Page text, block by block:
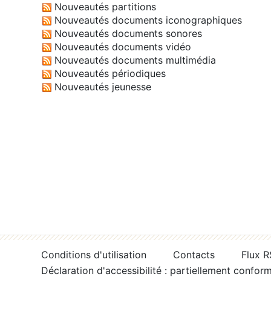
Nouveautés partitions
Nouveautés documents iconographiques
Nouveautés documents sonores
Nouveautés documents vidéo
Nouveautés documents multimédia
Nouveautés périodiques
Nouveautés jeunesse
Conditions d'utilisation Contacts
Flux
Déclaration d'accessibilité : partiellement